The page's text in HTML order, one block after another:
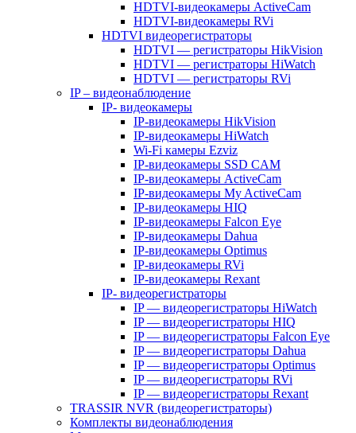
HDTVI-видеокамеры ActiveCam
HDTVI-видеокамеры RVi
HDTVI видеорегистраторы
HDTVI — регистраторы HikVision
HDTVI — регистраторы HiWatch
HDTVI — регистраторы RVi
IP – видеонаблюдение
IP- видеокамеры
IP-видеокамеры HikVision
IP-видеокамеры HiWatch
Wi-Fi камеры Ezviz
IP-видеокамеры SSD CAM
IP-видеокамеры ActiveCam
IP-видеокамеры My ActiveCam
IP-видеокамеры HIQ
IP-видеокамеры Falcon Eye
IP-видеокамеры Dahua
IP-видеокамеры Optimus
IP-видеокамеры RVi
IP-видеокамеры Rexant
IP- видеорегистраторы
IP — видеорегистраторы HiWatch
IP — видеорегистраторы HIQ
IP — видеорегистраторы Falcon Eye
IP — видеорегистраторы Dahua
IP — видеорегистраторы Optimus
IP — видеорегистраторы RVi
IP — видеорегистраторы Rexant
TRASSIR NVR (видеорегистраторы)
Комплекты видеонаблюдения